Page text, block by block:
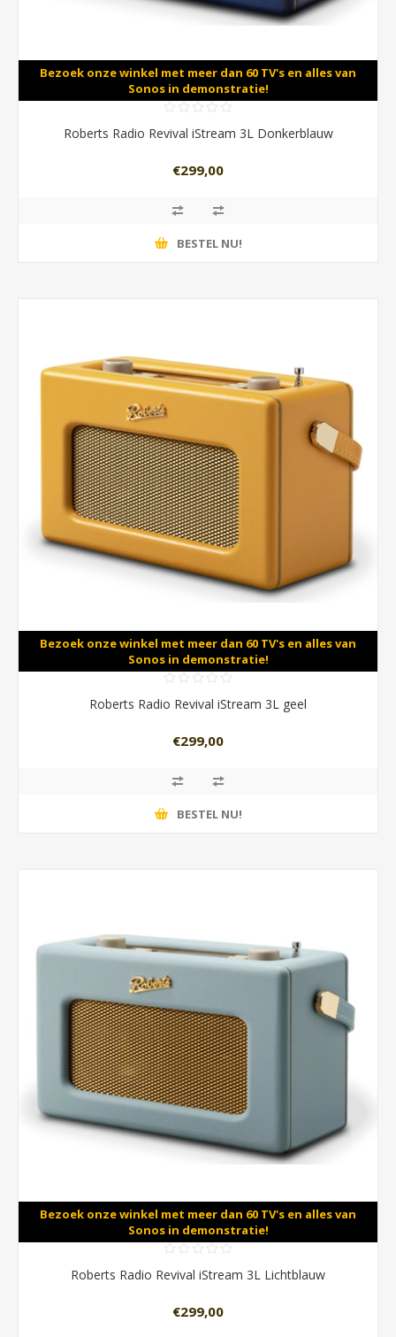
Bezoek onze winkel met meer dan 60 TV's en alles van
Sonos in demonstratie!
Roberts Radio Revival iStream 3L Donkerblauw
€299,00
BESTEL NU!
Bezoek onze winkel met meer dan 60 TV's en alles van
Sonos in demonstratie!
Roberts Radio Revival iStream 3L geel
€299,00
BESTEL NU!
Bezoek onze winkel met meer dan 60 TV's en alles van
Sonos in demonstratie!
Roberts Radio Revival iStream 3L Lichtblauw
€299,00